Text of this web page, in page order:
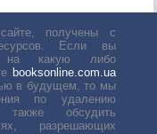
получены с
Если вы
на какую либо
booksonline.com.ua
в будущем, то мы
по удалению
обсудить
разрешающих